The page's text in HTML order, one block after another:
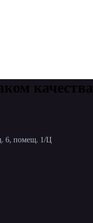
качества
6, помещ. 1/Ц